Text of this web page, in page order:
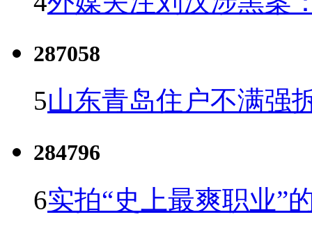
287058
5山东青岛住户不满强
284796
6实拍“史上最爽职业”